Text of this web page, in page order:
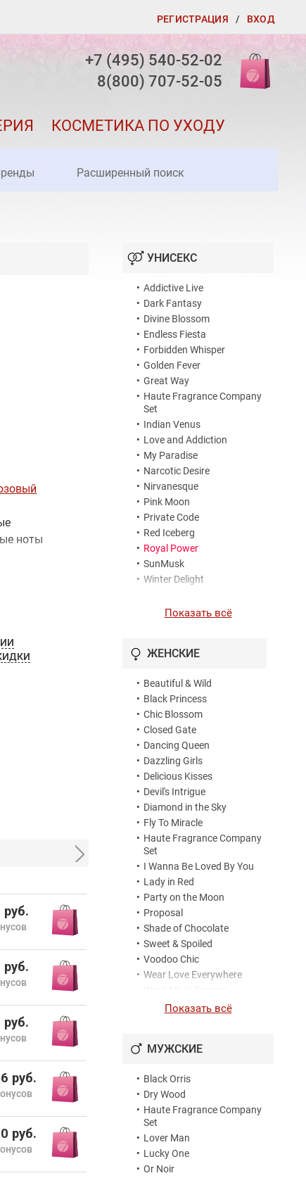
РЕГИСТРАЦИЯ / ВХОД
+7 (495) 540-52-02
8(800) 707-52-05
КОСМЕТИКА ПО УХОДУ
Расширенный поиск
ноты
руб.
руб.
руб.
руб.
УНИСЕКС
• Addictive Live
• Dark Fantasy
• Divine Blossom
• Endless Fiesta
• Forbidden Whisper
• Golden Fever
• Great Way
• Haute Fragrance Company
Set
• Indian Venus
• Love and Addiction
• My Paradise
• Narcotic Desire
• Nirvanesque
• Pink Moon
• Private Code
• Red Iceberg
• Royal Power
• SunMusk
• Winter Delight
Показать всё
ЖЕНСКИЕ
• Beautiful & Wild
• Black Princess
• Chic Blossom
• Closed Gate
• Dancing Queen
• Dazzling Girls
• Delicious Kisses
• Devil's Intrigue
• Diamond in the Sky
• Fly To Miracle
• Haute Fragrance Company
Set
• I Wanna Be Loved By You
• Lady in Red
• Party on the Moon
• Proposal
• Shade of Chocolate
• Sweet & Spoiled
• Voodoo Chic
• Wear Love Everywhere
Показать всё
МУЖСКИЕ
• Black Orris
• Dry Wood
• Haute Fragrance Company
Set
• Lover Man
• Lucky One
• Or Noir